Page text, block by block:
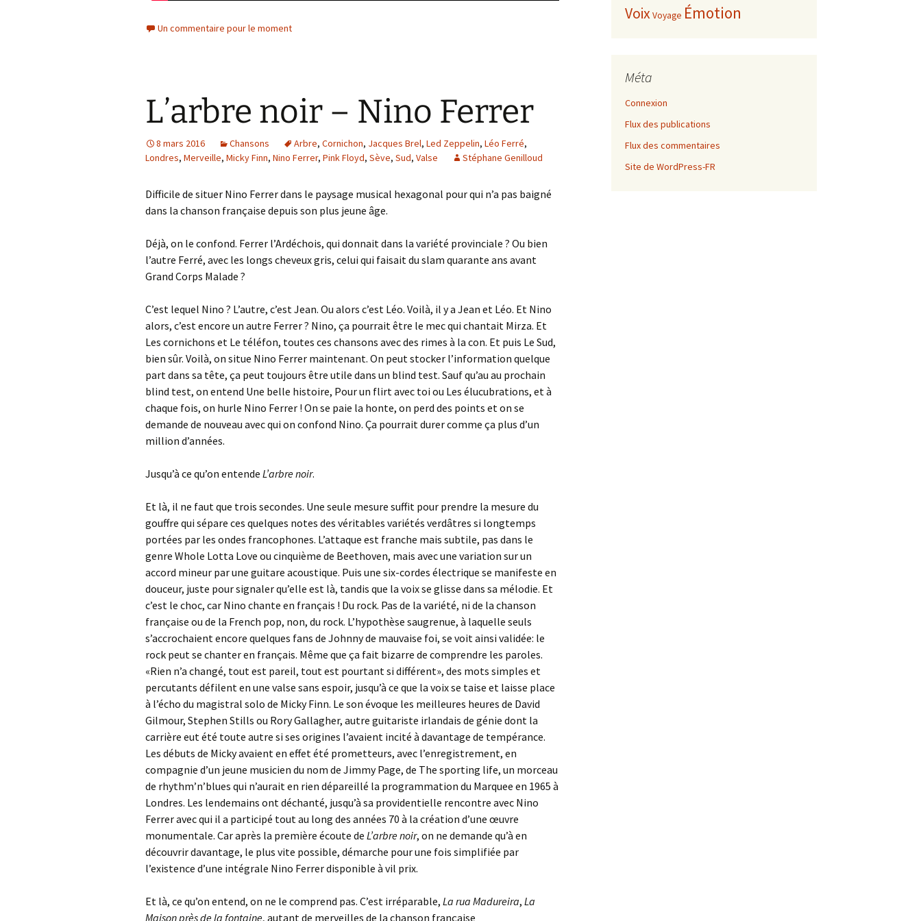
Un commentaire pour le moment
L’arbre noir – Nino Ferrer
8 mars 2016 Chansons Arbre, Cornichon, Jacques Brel, Led Zeppelin, Léo Ferré,
Londres, Merveille, Micky Finn, Nino Ferrer, Pink Floyd, Sève, Sud, Valse Stéphane Genilloud
Difficile de situer Nino Ferrer dans le paysage musical hexagonal pour qui n’a pas baigné
dans la chanson française depuis son plus jeune âge.
Déjà, on le confond. Ferrer l’Ardéchois, qui donnait dans la variété provinciale ? Ou bien
l’autre Ferré, avec les longs cheveux gris, celui qui faisait du slam quarante ans avant
Grand Corps Malade ?
C’est lequel Nino ? L’autre, c’est Jean. Ou alors c’est Léo. Voilà, il y a Jean et Léo. Et Nino
alors, c’est encore un autre Ferrer ? Nino, ça pourrait être le mec qui chantait Mirza. Et
Les cornichons et Le téléfon, toutes ces chansons avec des rimes à la con. Et puis Le Sud,
bien sûr. Voilà, on situe Nino Ferrer maintenant. On peut stocker l’information quelque
part dans sa tête, ça peut toujours être utile dans un blind test. Sauf qu’au au prochain
blind test, on entend Une belle histoire, Pour un flirt avec toi ou Les élucubrations, et à
chaque fois, on hurle Nino Ferrer ! On se paie la honte, on perd des points et on se
demande de nouveau avec qui on confond Nino. Ça pourrait durer comme ça plus d’un
million d’années.
Jusqu’à ce qu’on entende L’arbre noir.
Et là, il ne faut que trois secondes. Une seule mesure suffit pour prendre la mesure du
gouffre qui sépare ces quelques notes des véritables variétés verdâtres si longtemps
portées par les ondes francophones. L’attaque est franche mais subtile, pas dans le
genre Whole Lotta Love ou cinquième de Beethoven, mais avec une variation sur un
accord mineur par une guitare acoustique. Puis une six-cordes électrique se manifeste en
douceur, juste pour signaler qu’elle est là, tandis que la voix se glisse dans sa mélodie. Et
c’est le choc, car Nino chante en français ! Du rock. Pas de la variété, ni de la chanson
française ou de la French pop, non, du rock. L’hypothèse saugrenue, à laquelle seuls
s’accrochaient encore quelques fans de Johnny de mauvaise foi, se voit ainsi validée: le
rock peut se chanter en français. Même que ça fait bizarre de comprendre les paroles.
«Rien n’a changé, tout est pareil, tout est pourtant si différent», des mots simples et
percutants défilent en une valse sans espoir, jusqu’à ce que la voix se taise et laisse place
à l’écho du magistral solo de Micky Finn. Le son évoque les meilleures heures de David
Gilmour, Stephen Stills ou Rory Gallagher, autre guitariste irlandais de génie dont la
carrière eut été toute autre si ses origines l’avaient incité à davantage de tempérance.
Les débuts de Micky avaient en effet été prometteurs, avec l’enregistrement, en
compagnie d’un jeune musicien du nom de Jimmy Page, de The sporting life, un morceau
de rhythm’n’blues qui n’aurait en rien dépareillé la programmation du Marquee en 1965 à
Londres. Les lendemains ont déchanté, jusqu’à sa providentielle rencontre avec Nino
Ferrer avec qui il a participé tout au long des années 70 à la création d’une œuvre
monumentale. Car après la première écoute de L’arbre noir, on ne demande qu’à en
découvrir davantage, le plus vite possible, démarche pour une fois simplifiée par
l’existence d’une intégrale Nino Ferrer disponible à vil prix.
Et là, ce qu’on entend, on ne le comprend pas. C’est irréparable, La rua Madureira, La
Maison près de la fontaine, autant de merveilles de la chanson française
VoixVoyage Émotion
Méta
Connexion
Flux des publications
Flux des commentaires
Site de WordPress-FR